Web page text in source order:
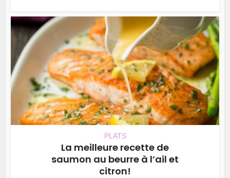
PLATS
La meilleure recette de
saumon au beurre à l’ail et
citron!